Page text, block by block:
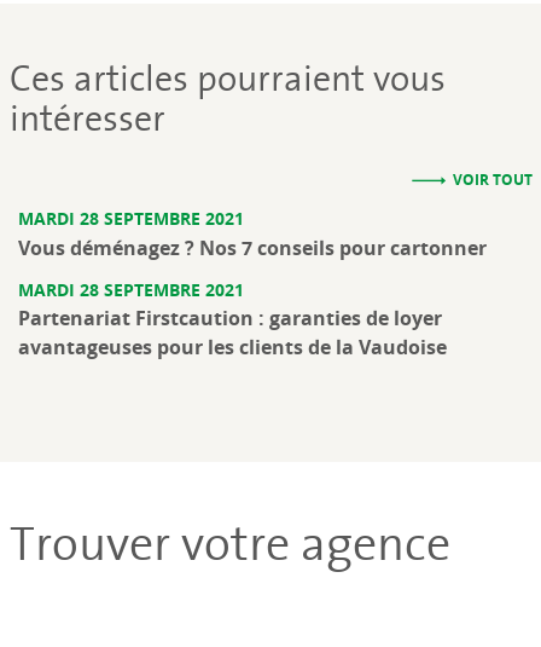
Ces articles pourraient vous
intéresser
VOIR TOUT
MARDI 28 SEPTEMBRE 2021
Vous déménagez ? Nos 7 conseils pour cartonner
MARDI 28 SEPTEMBRE 2021
Partenariat Firstcaution : garanties de loyer
avantageuses pour les clients de la Vaudoise
Trouver votre agence